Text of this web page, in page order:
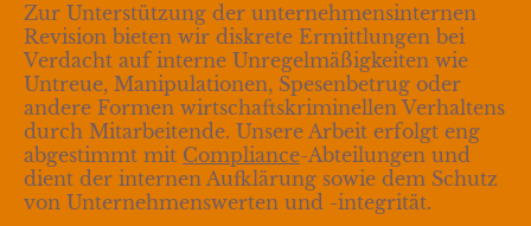
Zur Unterstützung der unternehmensinternen
Revision bieten wir diskrete Ermittlungen bei
Verdacht auf interne Unregelmäßigkeiten wie
Untreue, Manipulationen, Spesenbetrug oder
andere Formen wirtschaftskriminellen Verhaltens
durch Mitarbeitende. Unsere Arbeit erfolgt eng
abgestimmt mit Compliance-Abteilungen und
dient der internen Aufklärung sowie dem Schutz
von Unternehmenswerten und -integrität.